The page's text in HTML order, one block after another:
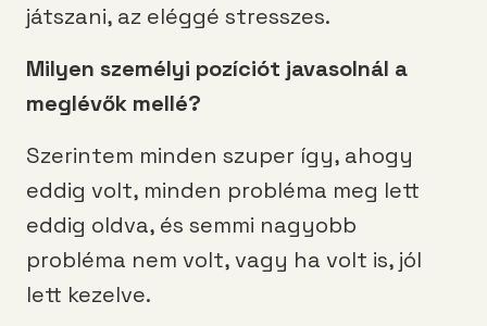
játszani, az eléggé stresszes.
Milyen személyi pozíciót javasolnál a
meglévők mellé?
Szerintem minden szuper így, ahogy
eddig volt, minden probléma meg lett
eddig oldva, és semmi nagyobb
probléma nem volt, vagy ha volt is, jól
lett kezelve.